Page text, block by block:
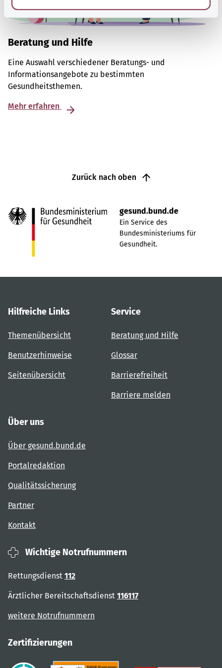
Beratung und Hilfe
Eine Auswahl verschiedener Beratungs- und
Informationsangebote zu bestimmten
Gesundheitsthemen.
Mehr erfahren
Zurück nach oben
gesund.bund.de
Ein Service des
Bundesministeriums für
Gesundheit.
Hilfreiche Links
Themenübersicht
Benutzerhinweise
Seitenübersicht
Service
Beratung und Hilfe
Glossar
Barrierefreiheit
Barriere melden
Über uns
Über gesund.bund.de
Portalredaktion
Qualitätssicherung
Partner
Kontakt
Wichtige Notrufnummern
Rettungsdienst 112
Ärztlicher Bereitschaftsdienst 116117
weitere Notrufnummern
Zertifizierungen